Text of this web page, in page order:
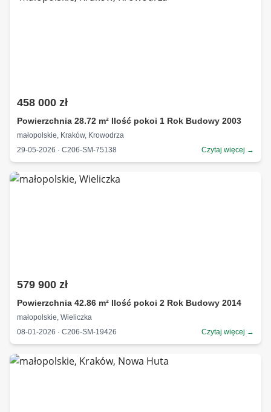
458 000 zł
Powierzchnia 28.72 m² Ilość pokoi 1 Rok Budowy 2003
małopolskie, Kraków, Krowodrza
29-05-2026 · C206-SM-75138
Czytaj więcej →
579 900 zł
Powierzchnia 42.86 m² Ilość pokoi 2 Rok Budowy 2014
małopolskie, Wieliczka
08-01-2026 · C206-SM-19426
Czytaj więcej →